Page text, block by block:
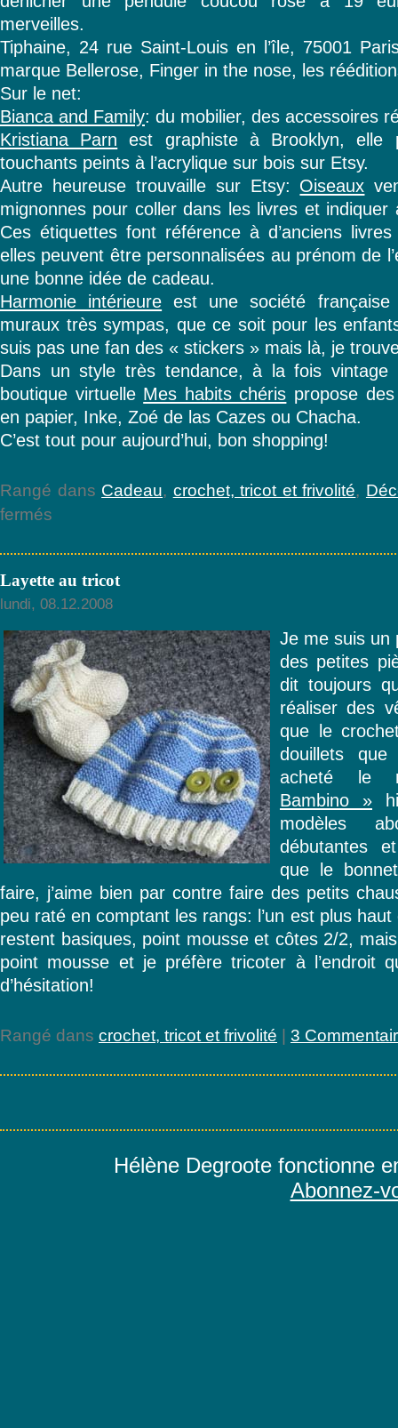
merveilles.
Tiphaine, 24 rue Saint-Louis en l’île, 75001
marque Bellerose, Finger in the nose, les
Sur le net:
Bianca and Family: du mobilier, des accessoires
Kristiana Parn est graphiste à Brooklyn, elle
touchants peints à l’acrylique sur bois sur Etsy.
Autre heureuse trouvaille sur Etsy: Oiseaux
mignonnes pour coller dans les livres et indiquer
Ces étiquettes font référence à d’anciens
elles peuvent être personnalisées au prénom de
une bonne idée de cadeau.
Harmonie intérieure est une société
muraux très sympas, que ce soit pour les
suis pas une fan des « stickers » mais là, je
Dans un style très tendance, à la fois vintage
boutique virtuelle Mes habits chéris propose
en papier, Inke, Zoé de las Cazes ou Chacha.
C’est tout pour aujourd’hui, bon shopping!
Rangé dans Cadeau, crochet, tricot et frivolité,
fermés
à
et
sur
internet
Layette au tricot
lundi, 08.12.2008
Je me suis un
des petites
dit toujours
réaliser des
que le
douillets
acheté le
Bambino »
modèles
débutantes
que le
faire, j’aime bien par contre faire des petits
peu raté en comptant les rangs: l’un est plus haut
restent basiques, point mousse et côtes 2/2, mais
point mousse et je préfère tricoter à l’endroit
d’hésitation!
Rangé dans crochet, tricot et frivolité | 3
Hélène Degroote fonctionne
Abonnez-